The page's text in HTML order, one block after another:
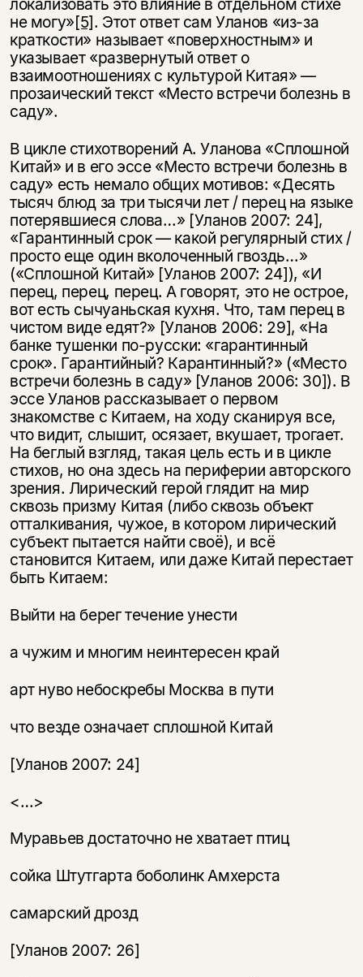
локализовать это влияние в отдельном стихе
не могу»[5]. Этот ответ сам Уланов «из-за
краткости» называет «поверхностным» и
указывает «развернутый ответ о
взаимоотношениях с культурой Китая» —
прозаический текст «Место встречи болезнь в
саду».
В цикле стихотворений А. Уланова «Сплошной
Китай» и в его эссе «Место встречи болезнь в
саду» есть немало общих мотивов: «Десять
тысяч блюд за три тысячи лет / перец на языке
потерявшиеся слова…» [Уланов 2007: 24],
«Гарантинный срок — какой регулярный стих /
просто еще один вколоченный гвоздь…»
(«Сплошной Китай» [Уланов 2007: 24]), «И
перец, перец, перец. А говорят, это не острое,
вот есть сычуаньская кухня. Что, там перец в
чистом виде едят?» [Уланов 2006: 29], «На
банке тушенки по-русски: «гарантинный
срок». Гарантийный? Карантинный?» («Место
встречи болезнь в саду» [Уланов 2006: 30]). В
эссе Уланов рассказывает о первом
знакомстве с Китаем, на ходу сканируя все,
что видит, слышит, осязает, вкушает, трогает.
На беглый взгляд, такая цель есть и в цикле
стихов, но она здесь на периферии авторского
зрения. Лирический герой глядит на мир
сквозь призму Китая (либо сквозь объект
отталкивания, чужое, в котором лирический
субъект пытается найти своё), и всё
становится Китаем, или даже Китай перестает
быть Китаем:
Выйти на берег течение унести
а чужим и многим неинтересен край
арт нуво небоскребы Москва в пути
что везде означает сплошной Китай
[Уланов 2007: 24]
<…>
Муравьев достаточно не хватает птиц
сойка Штутгарта боболинк Амхерста
самарский дрозд
[Уланов 2007: 26]